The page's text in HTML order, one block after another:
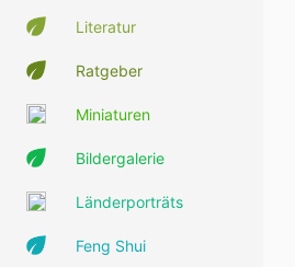
Literatur
Ratgeber
Miniaturen
Bildergalerie
Länderporträts
Feng Shui